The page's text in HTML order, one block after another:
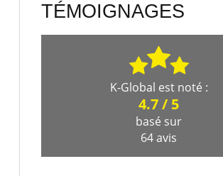
TÉMOIGNAGES
K-Global est noté :
4.7/ 5
basé sur
64avis